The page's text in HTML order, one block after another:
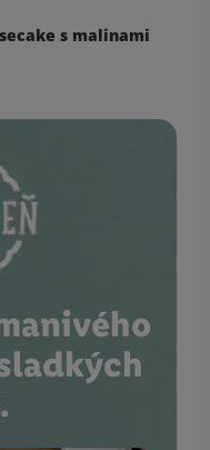
s malinami